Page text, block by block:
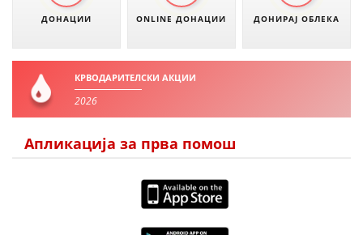
МЕНАЏМЕНТ НА ВОЛОНТЕРИ
ДОНАЦИИ ONLINE ДОНАЦИИ ДОНИРАЈ ОБЛЕКА
КРВОДАРИТЕЛСКИ АКЦИИ
2026
Апликација за прва помош